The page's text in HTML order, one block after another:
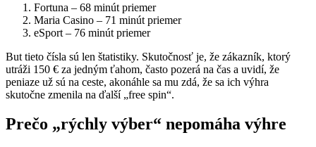
Fortuna – 68 minút priemer
Maria Casino – 71 minút priemer
eSport – 76 minút priemer
But tieto čísla sú len štatistiky. Skutočnosť je, že zákazník, ktorý
utráži 150 € za jedným ťahom, často pozerá na čas a uvidí, že
peniaze už sú na ceste, akonáhle sa mu zdá, že sa ich výhra
skutočne zmenila na ďalší „free spin“.
Prečo „rýchly výber“ nepomáha výhre